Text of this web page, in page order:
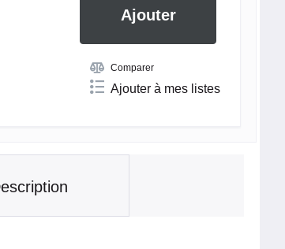
Ajouter
Comparer
Ajouter à mes listes